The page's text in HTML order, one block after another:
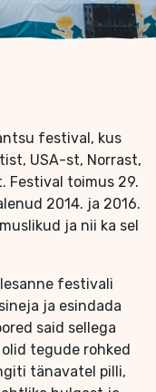
festival, kus
USA-st, Norrast,
Festival toimus 29.
2014. ja 2016.
ja nii ka sel
festivali
ja esindada
said sellega
tegude rohked
tänavatel pilli,